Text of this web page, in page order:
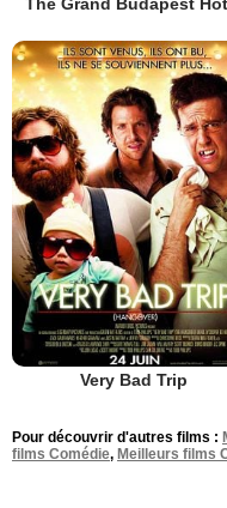
Very Bad Trip
Pour découvrir d'autres films :
films Comédie, Meilleurs films